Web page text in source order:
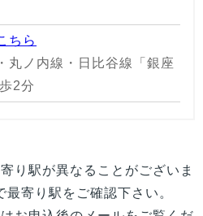
ちら
丸ノ内線・日比谷線「銀座
2分
り駅が異なることがございま
寄り駅をご確認下さい。